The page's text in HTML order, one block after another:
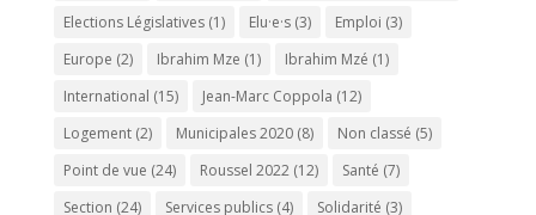
Elections Législatives(1) Elu·e·s(3) Emploi (3)
Europe (2) Ibrahim Mze (1) Ibrahim Mzé (1)
International (15) Jean-Marc Coppola (12)
Logement(2) Municipales 2020(8) Non classé (5)
Point de vue (24) Roussel 2022(12) Santé (7)
Section (24) Services publics(4) Solidarité (3)